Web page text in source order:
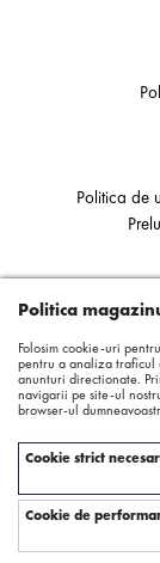
Politica de
Politica
Folosim cookie-uri
pentru a analiza traficul
anunturi directionate.
navigarii pe site-ul
browser-ul
Cookie strict
Cookie de